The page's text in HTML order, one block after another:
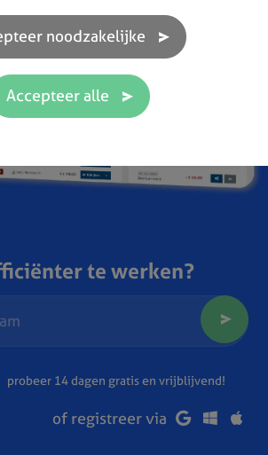
te werken?
probeer 14 dagen gratis en vrijblijvend!
of registreer via